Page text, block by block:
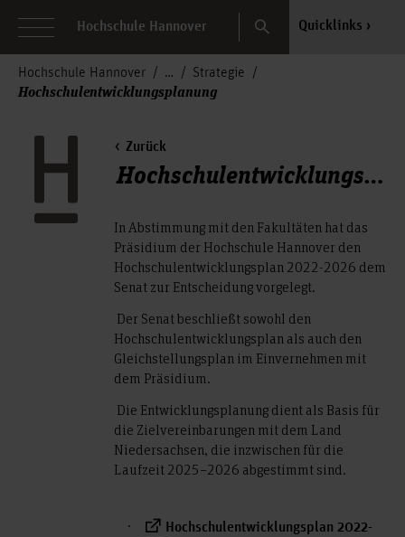
Hochschule Hannover Search Quicklinks
Hochschule Hannover Strategie
Hochschulentwicklungsplanung
Zurück
Hochschulentwicklungsplanung
In Abstimmung mit den Fakultäten hat das
Präsidium der Hochschule Hannover den
Hochschulentwicklungsplan 2022-2026 dem
Senat zur Entscheidung vorgelegt.
Der Senat beschließt sowohl den
Hochschulentwicklungsplan als auch den
Gleichstellungsplan im Einvernehmen mit
dem Präsidium.
Die Entwicklungsplanung dient als Basis für
die Zielvereinbarungen mit dem Land
Niedersachsen, die inzwischen für die
Laufzeit 2025–2026 abgestimmt sind.
Hochschulentwicklungsplan 2022-